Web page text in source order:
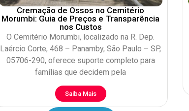
Cremação de Ossos no Cemitério
Morumbi: Guia de Preços e Transparência
nos Custos
O Cemitério Morumbi, localizado na R. Dep.
Laércio Corte, 468 – Panamby, São Paulo – SP,
05706-290, oferece suporte completo para
famílias que decidem pela
Saiba Mais